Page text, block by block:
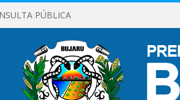
PÚBLICA